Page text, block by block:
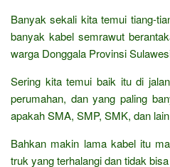
Banyak sekali kita temui tiang-
banyak kabel semrawut
warga Donggala Provinsi
Sering kita temui baik itu di
perumahan, dan yang paling
apakah SMA, SMP, SMK, dan
Bahkan makin lama kabel itu
truk yang terhalangi dan tidak